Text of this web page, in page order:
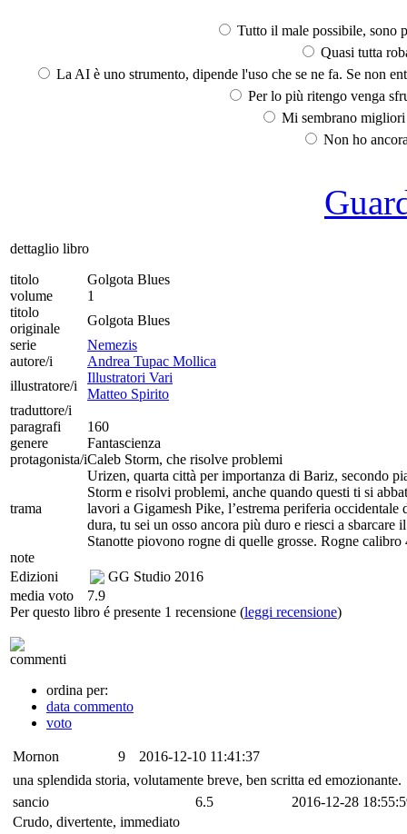
Tutto il male possibile, sono
Quasi tutta
La AI è uno strumento, dipende l'uso che se ne fa. Se non
Per lo più ritengo venga
Mi sembrano
Non ho
dettaglio libro
titolo
Golgota Blues
volume
1
titolo
originale
Golgota Blues
serie
Nemezis
autore/i
Andrea Tupac Mollica
illustratore/i
Illustratori Vari
Matteo Spirito
traduttore/i
paragrafi
160
genere
Fantascienza
protagonista/iCaleb Storm, che risolve problemi
trama
Urizen, quarta città per importanza di Bariz, secondo
Storm e risolvi problemi, anche quando questi ti si
lavori a Gigamesh Pike, l’estrema periferia
dura, tu sei un osso ancora più duro e riesci a
Stanotte piovono rogne di quelle grosse. Rogne calibro
note
Edizioni
GG Studio 2016
media voto
7.9
Per questo libro é presente 1 recensione (leggi recensione)
commenti
ordina per:
data commento
voto
Mornon 9
2016-12-10 11:41:37
una splendida storia, volutamente breve, ben scritta ed emozionante.
sancio
6.5
2016-12-28
Crudo, divertente, immediato